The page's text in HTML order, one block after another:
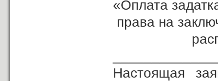
«Опла­та
права на
Настоящая